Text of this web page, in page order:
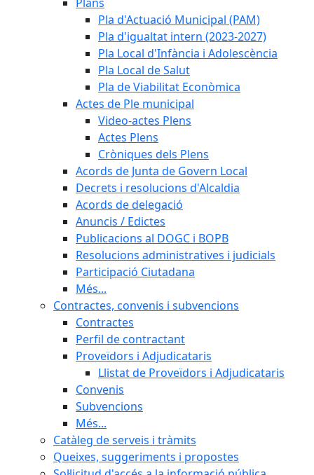
Pla d'Actuació Municipal (PAM)
Pla d'igualtat intern (2023-2027)
Pla Local d'Infància i Adolescència
Pla Local de Salut
Pla de Viabilitat Econòmica
Actes de Ple municipal
Video-actes Plens
Actes Plens
Cròniques dels Plens
Acords de Junta de Govern Local
Decrets i resolucions d'Alcaldia
Acords de delegació
Anuncis / Edictes
Publicacions al DOGC i BOPB
Resolucions administratives i judicials
Participació Ciutadana
Més...
Contractes, convenis i subvencions
Contractes
Perfil de contractant
Proveïdors i Adjudicataris
Llistat de Proveïdors i Adjudicataris
Convenis
Subvencions
Més...
Catàleg de serveis i tràmits
Queixes, suggeriments i propostes